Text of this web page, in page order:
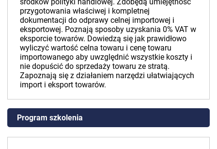
przygotowania właściwej i kompletnej
dokumentacji do odprawy celnej importowej i
eksportowej. Poznają sposoby uzyskania 0% VAT w
eksporcie towarów. Dowiedzą się jak prawidłowo
wyliczyć wartość celna towaru i cenę towaru
importowanego aby uwzględnić wszystkie koszty i
nie dopuścić do sprzedaży towaru ze stratą.
Zapoznają się z działaniem narzędzi ułatwiających
import i eksport towarów.
Program szkolenia